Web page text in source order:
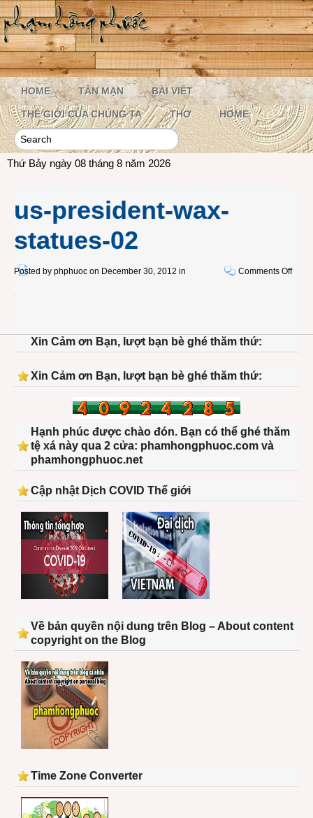
HOME TẢN MẠN BÀI VIẾT
THẾ GIỚI CỦA CHÚNG TA THƠ HOME
Thứ Bảy ngày 08 tháng 8 năm 2026
us-president-wax-
statues-02
Posted by phphuoc on December 30, 2012 in Comments Offon
Xin Cảm ơn Bạn, lượt bạn bè ghé thăm thứ:
Xin Cảm ơn Bạn, lượt bạn bè ghé thăm thứ:
Hạnh phúc được chào đón. Bạn có thể ghé thăm
tệ xá này qua 2 cửa: phamhongphuoc.com và
phamhongphuoc.net
Cập nhật Dịch COVID Thế giới
Về bản quyền nội dung trên Blog – About content
copyright on the Blog
Time Zone Converter